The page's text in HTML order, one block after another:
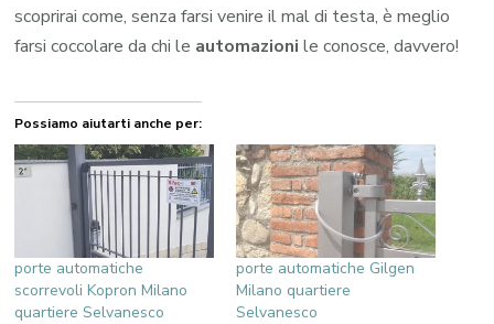
scoprirai come, senza farsi venire il mal di testa, è meglio
farsi coccolare da chi le automazioni le conosce, davvero!
Possiamo aiutarti anche per:
porte automatiche
scorrevoli Kopron Milano
quartiere Selvanesco
porte automatiche Gilgen
Milano quartiere
Selvanesco